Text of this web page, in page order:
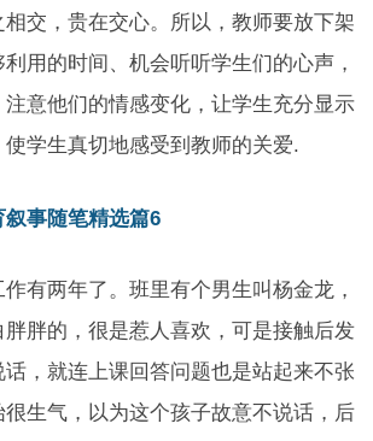
交，贵在交心。所以，教师要放下架
用的时间、机会听听学生们的心声，
意他们的情感变化，让学生充分显示
学生真切地感受到教师的关爱.
事随笔精选篇6
有两年了。班里有个男生叫杨金龙，
胖的，很是惹人喜欢，可是接触后发
，就连上课回答问题也是站起来不张
生气，以为这个孩子故意不说话，后